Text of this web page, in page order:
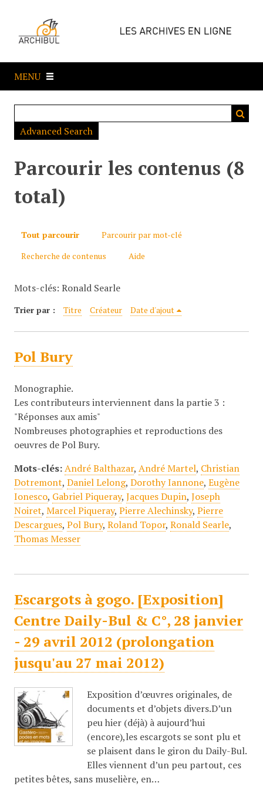
e
a
MENU
Advanced Search
Parcourir les contenus (8
total)
Tout parcourir
Parcourir par mot-clé
Recherche de contenus
Aide
Mots-clés: Ronald Searle
Trier par : Titre Créateur Date d'ajout
Pol Bury
Monographie.
Les contributeurs interviennent dans la partie 3 :
"Réponses aux amis"
Nombreuses photographies et reproductions des
oeuvres de Pol Bury.
Mots-clés: André Balthazar, André Martel, Christian
Dotremont, Daniel Lelong, Dorothy Iannone, Eugène
Ionesco, Gabriel Piqueray, Jacques Dupin, Joseph
Noiret, Marcel Piqueray, Pierre Alechinsky, Pierre
Descargues, Pol Bury, Roland Topor, Ronald Searle,
Thomas Messer
Escargots à gogo. [Exposition]
Centre Daily-Bul & C°, 28 janvier
- 29 avril 2012 (prolongation
jusqu'au 27 mai 2012)
Exposition d’œuvres originales, de
documents et d’objets divers.D’un
peu hier (déjà) à aujourd’hui
(encore),les escargots se sont plu et
se plaisent dans le giron du Daily-Bul.
Elles viennent d’un peu partout, ces
petites bêtes, sans muselière, en…